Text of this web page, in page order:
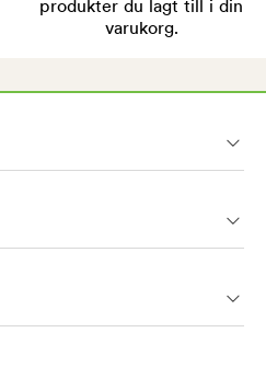
produkter du lagt till i din
varukorg.